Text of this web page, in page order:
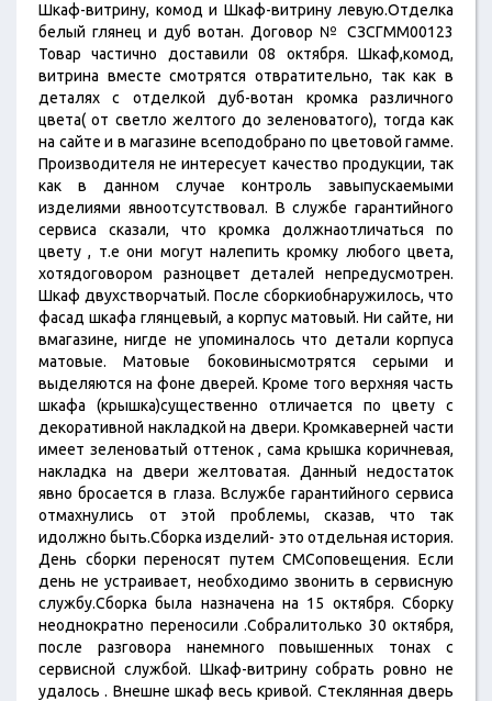
Шкаф-витрину, комод и Шкаф-витрину левую.Отделка
белый глянец и дуб вотан. Договор № СЗСГММ00123
Товар частично доставили 08 октября. Шкаф,комод,
витрина вместе смотрятся отвратительно, так как в
деталях с отделкой дуб-вотан кромка различного
цвета( от светло желтого до зеленоватого), тогда как
на сайте и в магазине всеподобрано по цветовой гамме.
Производителя не интересует качество продукции, так
как в данном случае контроль завыпускаемыми
изделиями явноотсутствовал. В службе гарантийного
сервиса сказали, что кромка должнаотличаться по
цвету , т.е они могут налепить кромку любого цвета,
хотядоговором разноцвет деталей непредусмотрен.
Шкаф двухстворчатый. После сборкиобнаружилось, что
фасад шкафа глянцевый, а корпус матовый. Ни сайте, ни
вмагазине, нигде не упоминалось что детали корпуса
матовые. Матовые боковинысмотрятся серыми и
выделяются на фоне дверей. Кроме того верхняя часть
шкафа (крышка)существенно отличается по цвету с
декоративной накладкой на двери. Кромкаверней части
имеет зеленоватый оттенок , сама крышка коричневая,
накладка на двери желтоватая. Данный недостаток
явно бросается в глаза. Вслужбе гарантийного сервиса
отмахнулись от этой проблемы, сказав, что так
идолжно быть.Сборка изделий- это отдельная история.
День сборки переносят путем СМСоповещения. Если
день не устраивает, необходимо звонить в сервисную
службу.Сборка была назначена на 15 октября. Сборку
неоднократно переносили .Собралитолько 30 октября,
после разговора нанемного повышенных тонах с
сервисной службой. Шкаф-витрину собрать ровно не
удалось . Внешне шкаф весь кривой. Стеклянная дверь